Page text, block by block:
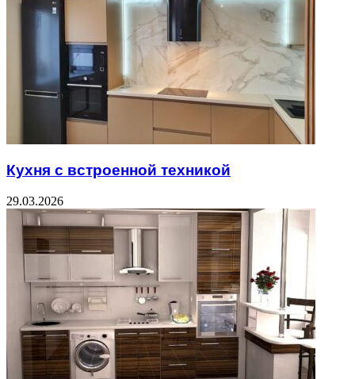
Кухня с встроенной техникой
29.03.2026